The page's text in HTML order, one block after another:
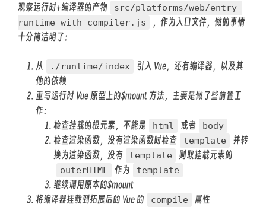
观察运行时+编译器的产物
src/platforms/web/entry-
runtime-with-compiler.js
，作为入口文件，做的事情
十分简洁明了：
从 ./runtime/index
引入 Vue，还有编译器，以及其
他的依赖
重写运行时 Vue 原型上的$mount 方法，主要是做了些前置工
作：
检查挂载的根元素，不能是
html 或者 body
检查渲染函数，没有渲染函数时检查 template
并转
换为渲染函数，没有
template 则取挂载元素的
outerHTML 作为 template
继续调用原本的$mount
将编译器挂载到拓展后的 Vue 的
compile
属性